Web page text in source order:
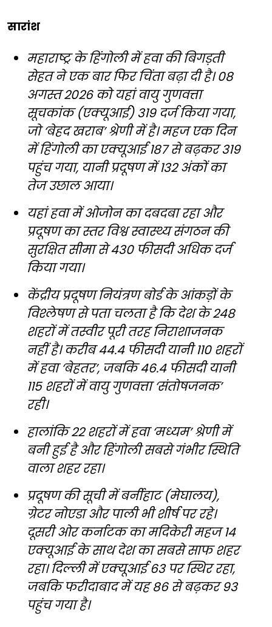
सारांश
महाराष्ट्र के हिंगोली में हवा की बिगड़ती
सेहत ने एक बार फिर चिंता बढ़ा दी है। 08
अगस्त 2026 को यहां वायु गुणवत्ता
सूचकांक (एक्यूआई) 319 दर्ज किया गया,
जो ‘बेहद खराब’ श्रेणी में है। महज एक दिन
में हिंगोली का एक्यूआई 187 से बढ़कर 319
पहुंच गया, यानी प्रदूषण में 132 अंकों का
तेज उछाल आया।
यहां हवा में ओजोन का दबदबा रहा और
प्रदूषण का स्तर विश्व स्वास्थ्य संगठन की
सुरक्षित सीमा से 430 फीसदी अधिक दर्ज
किया गया।
केंद्रीय प्रदूषण नियंत्रण बोर्ड के आंकड़ों के
विश्लेषण से पता चलता है कि देश के 248
शहरों में तस्वीर पूरी तरह निराशाजनक
नहीं है। करीब 44.4 फीसदी यानी 110 शहरों
में हवा ‘बेहतर’, जबकि 46.4 फीसदी यानी
115 शहरों में वायु गुणवत्ता ‘संतोषजनक’
रही।
हालांकि 22 शहरों में हवा ‘मध्यम’ श्रेणी में
बनी हुई है और हिंगोली सबसे गंभीर स्थिति
वाला शहर रहा।
प्रदूषण की सूची में बर्नीहाट (मेघालय),
ग्रेटर नोएडा और पाली भी शीर्ष पर रहे।
दूसरी ओर कर्नाटक का मदिकेरी महज 14
एक्यूआई के साथ देश का सबसे साफ शहर
रहा। दिल्ली में एक्यूआई 63 पर स्थिर रहा,
जबकि फरीदाबाद में यह 86 से बढ़कर 93
पहुंच गया है।